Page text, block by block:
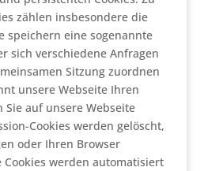
zählen insbesondere die
speichern eine sogenannte
sich verschiedene Anfragen
Sitzung zuordnen
unsere Webseite Ihren
Sie auf unsere Webseite
Cookies werden gelöscht,
oder Ihren Browser
werden automatisiert